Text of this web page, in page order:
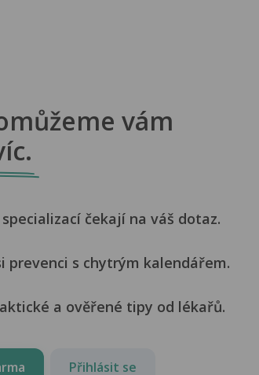
vám
čekají na váš dotaz.
prevenci s chytrým kalendářem.
a ověřené tipy od lékařů.
Přihlásit se